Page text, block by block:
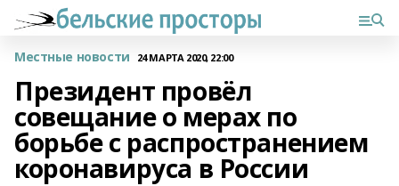
Местные новости 24 МАРТА 2020, 22:00
Президент провёл
совещание о мерах по
борьбе с распространением
коронавируса в России